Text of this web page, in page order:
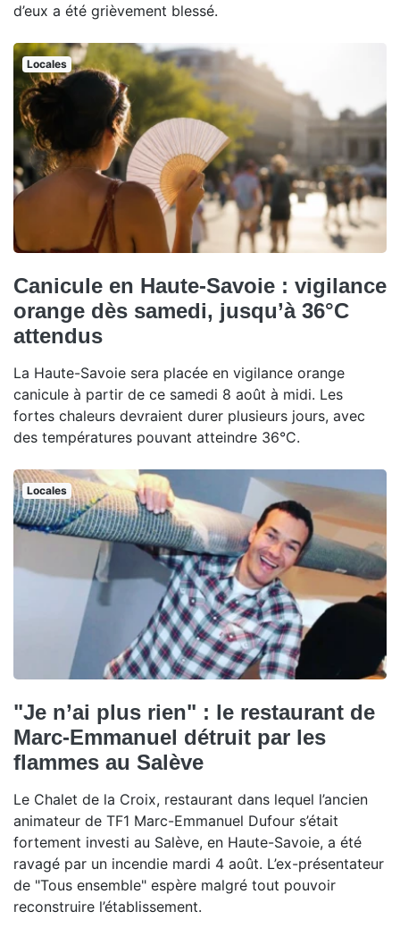
d’eux a été grièvement blessé.
Locales
Canicule en Haute-Savoie : vigilance
orange dès samedi, jusqu’à 36°C
attendus
La Haute-Savoie sera placée en vigilance orange
canicule à partir de ce samedi 8 août à midi. Les
fortes chaleurs devraient durer plusieurs jours, avec
des températures pouvant atteindre 36°C.
Locales
"Je n’ai plus rien" : le restaurant de
Marc-Emmanuel détruit par les
flammes au Salève
Le Chalet de la Croix, restaurant dans lequel l’ancien
animateur de TF1 Marc-Emmanuel Dufour s’était
fortement investi au Salève, en Haute-Savoie, a été
ravagé par un incendie mardi 4 août. L’ex-présentateur
de "Tous ensemble" espère malgré tout pouvoir
reconstruire l’établissement.